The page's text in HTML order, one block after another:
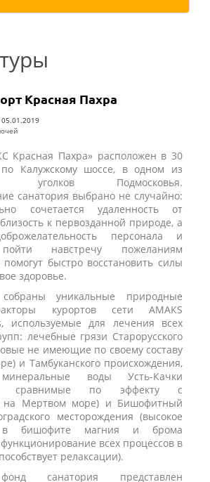
Красная Пахра
Красная Пахра» расположен в 30
Калужскому шоссе, в одном из
уголков Подмосковья.
санатория выбрано не случайно:
сочетается удаленность от
к первозданной природе, а
персонала и
пойти навстречу пожеланиям
быстро восстановить силы
здоровье.
уникальные природные
курортов сети АМАКS
используемые для лечения всех
лечебные грязи Старорусского
не имеющие по своему составу
и Тамбуканского происхождения,
воды Усть-Качки
сравнимые по эффекту с
на Мертвом море) и Бишофитный
месторождения (высокое
в бишофите магния и брома
всех процессов в
релаксации).
санатория представлен